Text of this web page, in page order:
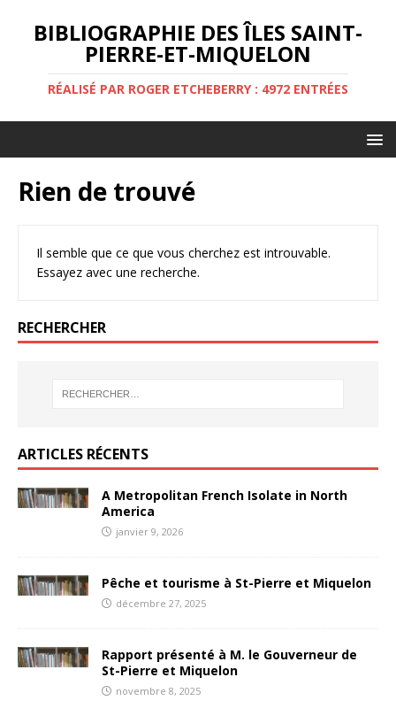
BIBLIOGRAPHIE DES ÎLES SAINT-
PIERRE-ET-MIQUELON
RÉALISÉ PAR ROGER ETCHEBERRY : 4972 ENTRÉES
Rien de trouvé
Il semble que ce que vous cherchez est introuvable.
Essayez avec une recherche.
RECHERCHER
ARTICLES RÉCENTS
A Metropolitan French Isolate in North
America
janvier 9, 2026
Pêche et tourisme à St-Pierre et Miquelon
décembre 27, 2025
Rapport présenté à M. le Gouverneur de
St-Pierre et Miquelon
novembre 8, 2025